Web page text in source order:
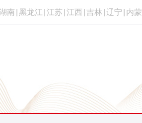
南 黑龙江 江苏 江西 吉林 辽宁 内